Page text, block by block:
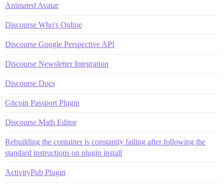
Animated Avatar
Discourse Who's Online
Discourse Google Perspective API
Discourse Newsletter Integration
Discourse Docs
Gitcoin Passport Plugin
Discourse Math Editor
Rebuilding the container is constantly failing after following the
standard instructions on plugin install
ActivityPub Plugin